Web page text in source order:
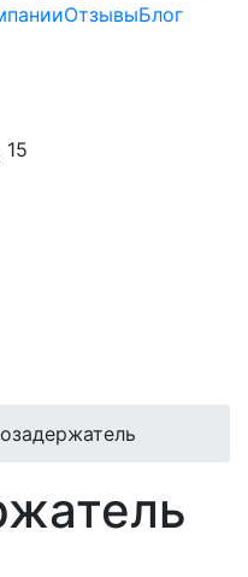
ОтзывыБлог